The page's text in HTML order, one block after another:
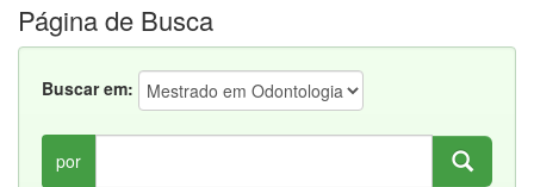
Página de Busca
Buscar em:
por